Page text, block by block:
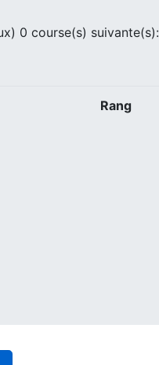
0 course(s) suivante(s):
Rang